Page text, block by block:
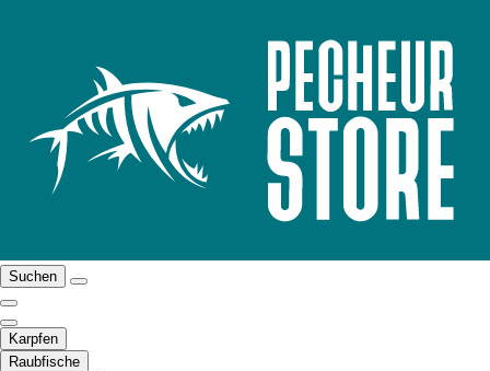
Suchen
Karpfen
Raubfische